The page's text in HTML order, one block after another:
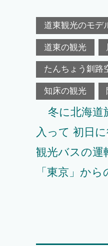
道東観光のモデ
道東の観光
たんちょう釧路
知床の観光
冬に北海道
入って 初日
観光バスの
「東京」か